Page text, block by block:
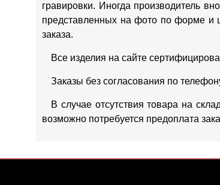
гравировки. Иногда производитель
представленных на фото по форме и
заказа.
Все изделия на сайте
Заказы без согласования по
В случае отсутствия товара на
возможно потребуется предоплата